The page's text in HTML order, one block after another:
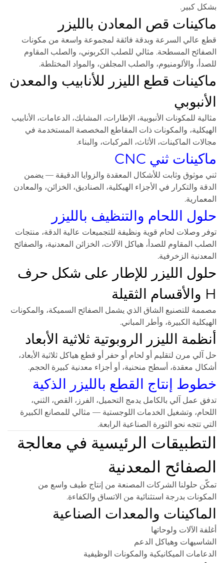
بشكل كبير.
ماكينات قص المعادن بالليزر
قطع عالي السرعة وبدقة فائقة لمجموعة واسعة من مكونات
الصفائح المسطحة. مثالي للصلب الكربوني، والصلب المقاوم
للصدأ، والألومنيوم، والصلب المجلفن، والمواد المختلطة.
ماكينات قطع الليزر للأنابيب والمعدن
الأنبوبي
مثالية للمكونات الأنبوبية، الإطارات، المشابك، الدعامات، الأنابيب
الهيكلية، والمكونات ذات المقاطع المخصصة المستخدمة في
مجالات الماكينات، الأثاث، المركبات، والبناء.
ماكينات ثني CNC
ثني موثوق وثابت للأشكال المعقدة والزوايا الدقيقة — يضمن
الدقة والتكرار في الأجزاء الهيكلية، الصناديق، الخزائن، والمعادن
المعمارية.
حلول اللحام والتنظيف بالليزر
توفر وصلات لحام قوية ونظيفة للتجميعات عالية الدقة، منتجات
الصلب المقاوم للصدأ، هياكل الآلات، الخزائن المعدنية، والصفائح
المعدنية الزخرفية.
حلول الليزر للإطار على شكل حرف
H والأقسام الثقيلة
مصممة للتصنيع الشاق الذي يشمل الصفائح السميكة، والمكونات
الهيكلية الكبيرة، وأطر المباني.
أنظمة الليزر الروبوتية ثلاثية الأبعاد
حل آلي مرن لتقليم أو لحام أو حفر أو قطع هياكل ثلاثية الأبعاد،
أشكال معقدة، أسطح منحنية، أو أجزاء معدنية كبيرة الحجم.
خطوط إنتاج القطع بالليزر الذكية
تدفق عمل آلي بالكامل يدمج التحميل، الفرز، القص، الثني،
اللحام، وتشغيل الخدمات اللوجستية — مثالي للمصانع الكبيرة
التي تتجه نحو الثورة الصناعية الرابعة.
التطبيقات الرئيسية في معالجة
الصفائح المعدنية
تمكّن حلولنا الشركات المصنعة من إنتاج طيف واسع من
المكونات بدرجة استثنائية من الاتساق والكفاءة.
الماكينات والمعدات الصناعية
أغلفة الآلات ولوحاتها
الشاسيهات وهياكل الدعم
الدعامات الميكانيكية والمكونات الوظيفية